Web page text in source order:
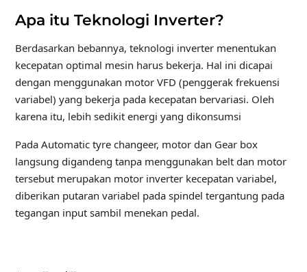
Apa itu Teknologi Inverter?
Berdasarkan bebannya, teknologi inverter menentukan
kecepatan optimal mesin harus bekerja. Hal ini dicapai
dengan menggunakan motor VFD (penggerak frekuensi
variabel) yang bekerja pada kecepatan bervariasi. Oleh
karena itu, lebih sedikit energi yang dikonsumsi
Pada Automatic tyre changeer, motor dan Gear box
langsung digandeng tanpa menggunakan belt dan motor
tersebut merupakan motor inverter kecepatan variabel,
diberikan putaran variabel pada spindel tergantung pada
tegangan input sambil menekan pedal.